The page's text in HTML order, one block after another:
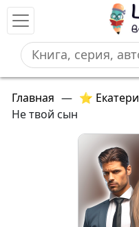
Главная — ⭐
Не твой сын